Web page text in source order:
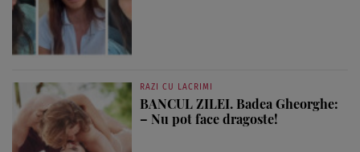
RAZI CU LACRIMI
BANCUL ZILEI. Badea Gheorghe:
– Nu pot face dragoste!